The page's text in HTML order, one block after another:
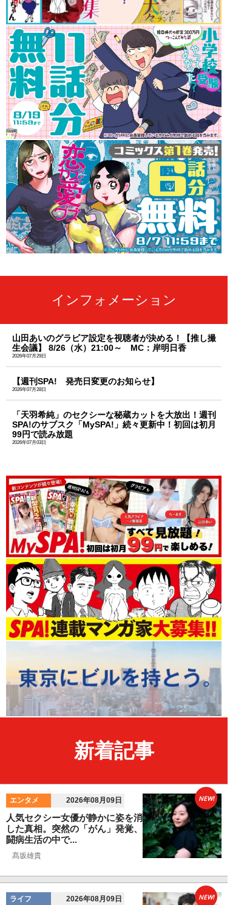
インフォメーション
山田あいのグラビア設定を視聴者が決める！【推し撮
生会議】 8/26（水）21:00～ MC：岸明日香
2026年07月29日
【週刊SPA! 発売日変更のお知らせ】
2026年07月28日
「天羽希純」のセクシーな秘蔵カットを大放出！週刊
SPA!のサブスク「MySPA!」続々更新中！初回は初月
99円で読み放題
2026年07月03日
新着記事
エンタメ 2026年08月09日
人気セクシー女優が静かに姿を消
した真相。突然の「がん」発覚、
闘病生活の中で...
髙坂雄貴
NEW!
ライフ 2026年08月09日 NEW!